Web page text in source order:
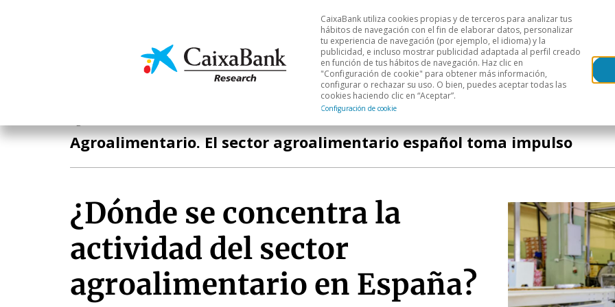
Economía y mercados Análisis sectorial Áreas geográficas
CaixaBank utiliza cookies propias y de terceros para analizar tus
hábitos de navegación con el fin de elaborar datos, personalizar
tu experiencia de navegación (por ejemplo, el idioma) y la
publicidad, e incluso mostrar publicidad adaptada al perfil creado
en función de tus hábitos de navegación. Haz clic en
"Configuración de cookie" para obtener más información,
configurar o rechazar su uso. O bien, puedes aceptar todas las
cookies haciendo clic en “Aceptar”.
Configuración de cookie
Agroalimentario. El sector agroalimentario español toma impulso
¿Dónde se concentra la
actividad del sector
agroalimentario en España?